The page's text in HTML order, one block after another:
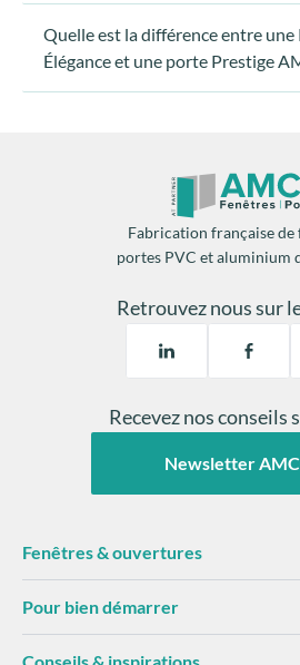
Préparer la porte :
Effectuer les finitions :
Quelle est la différence entre
Élégance et une porte Prestige
Fabrication française de
portes PVC et aluminium
Retrouvez nous sur
Recevez nos conseils
Newsletter
Fenêtres & ouvertures
Pour bien démarrer